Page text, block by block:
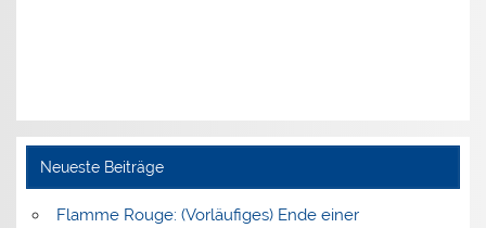
Neueste Beiträge
Flamme Rouge: (Vorläufiges) Ende einer